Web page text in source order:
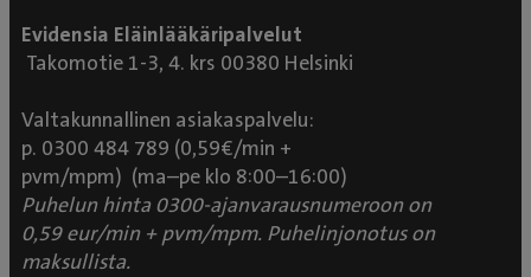
Evidensia Eläinlääkäripalvelut
Takomotie 1-3, 4. krs 00380 Helsinki
Valtakunnallinen asiakaspalvelu:
p. 0300 484 789 (0,59€/min +
pvm/mpm) (ma–pe klo 8:00–16:00)
Puhelun hinta 0300-ajanvarausnumeroon on
0,59 eur/min + pvm/mpm. Puhelinjonotus on
maksullista.